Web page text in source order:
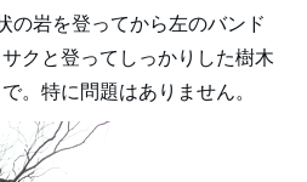
の岩を登ってから左のバンド
クと登ってしっかりした樹木
。特に問題はありません。